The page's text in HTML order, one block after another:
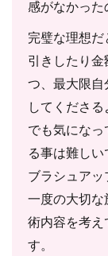
感がなかった
完璧な理想だ
引きしたり
つ、最大限自
してくださ
でも気にな
る事は難し
ブラシュア
一度の大切な
術内容を考え
す。